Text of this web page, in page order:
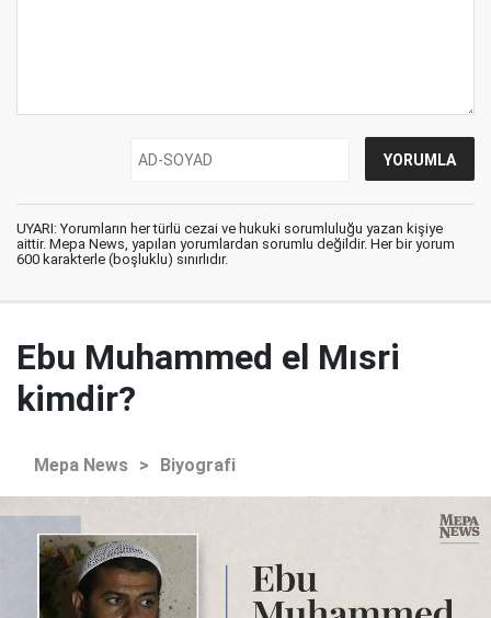
UYARI: Yorumların her türlü cezai ve hukuki sorumluluğu yazan kişiye
aittir. Mepa News, yapılan yorumlardan sorumlu değildir. Her bir yorum
600 karakterle (boşluklu) sınırlıdır.
Ebu Muhammed el Mısri
kimdir?
Mepa News > Biyografi